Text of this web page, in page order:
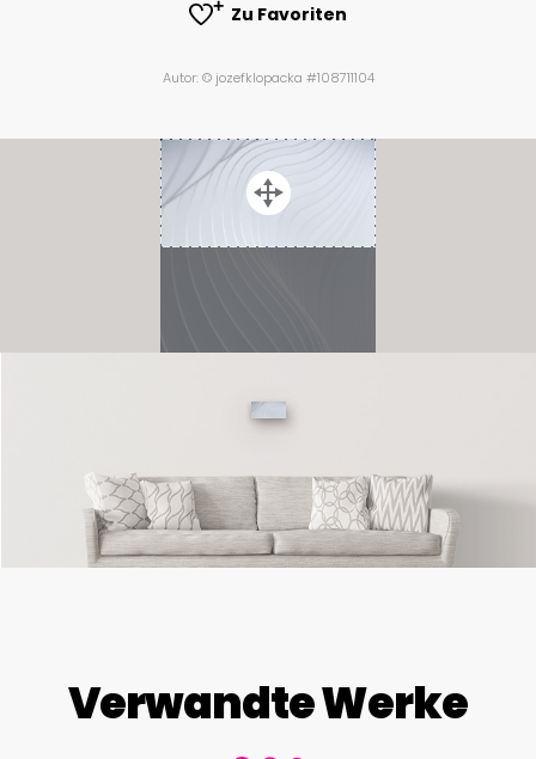
Zu Favoriten
Autor: © jozefklopacka #108711104
Verwandte Werke